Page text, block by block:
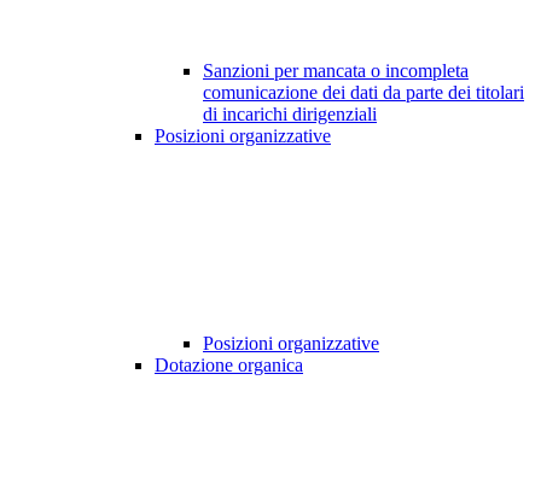
Sanzioni per mancata o incompleta
comunicazione dei dati da parte dei titolari
di incarichi dirigenziali
Posizioni organizzative
Posizioni organizzative
Dotazione organica